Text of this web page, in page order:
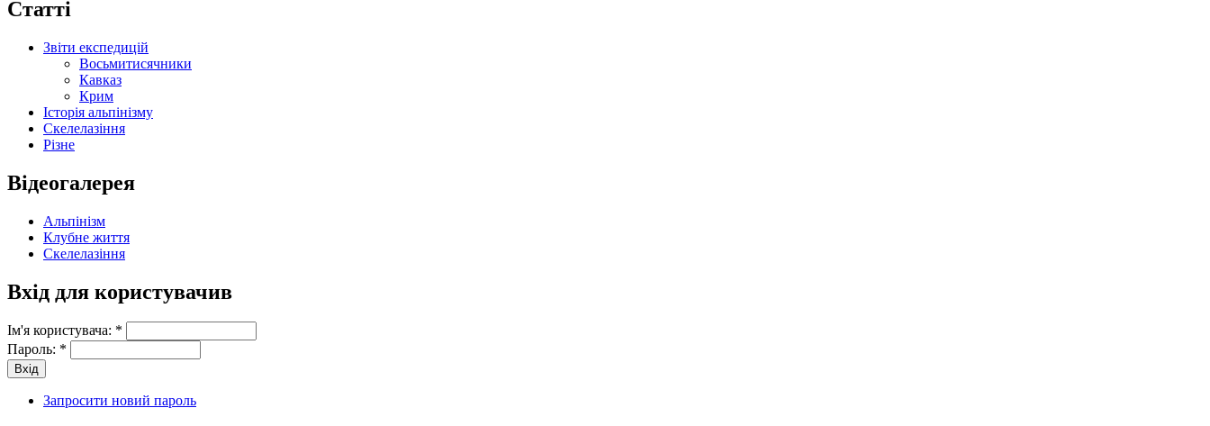
Статті
Звіти експедицій
Восьмитисячники
Кавказ
Крим
Історія альпінізму
Скелелазіння
Різне
Відеогалерея
Альпінізм
Клубне життя
Скелелазіння
Вхід для користувачив
Ім'я користувача: *
Пароль: *
Запросити новий пароль